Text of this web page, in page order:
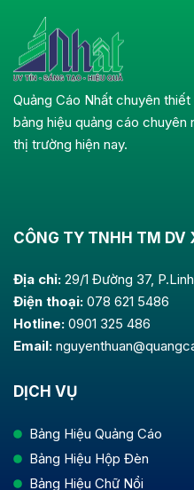
Quảng Cáo Nhất chuyên
bảng hiệu quảng cáo chuyên
thị trường hiện nay.
CÔNG TY TNHH TM DV
Địa chỉ: 29/1 Đường 37,
Điện thoại: 078 621 5486
Hotline: 0901 325 486
Email:
DỊCH VỤ
Bảng Hiệu Quảng Cáo
Bảng Hiệu Hộp Đèn
Bảng Hiệu Chữ Nổi